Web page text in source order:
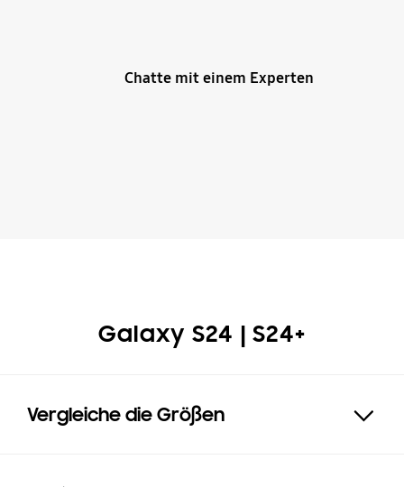
Chatte mit einem Experten
Galaxy S24 | S24+
Vergleiche die Größen